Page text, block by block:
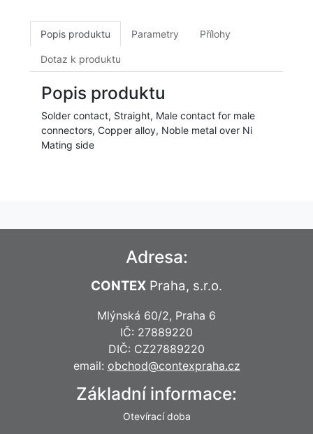
Popis produktu Parametry Přílohy
Dotaz k produktu
Popis produktu
Solder contact, Straight, Male contact for male
connectors, Copper alloy, Noble metal over Ni
Mating side
Adresa:
CONTEX Praha, s.r.o.
Mlýnská 60/2, Praha 6
IČ: 27889220
DIČ: CZ27889220
email: obchod@contexpraha.cz
Základní informace:
Otevírací doba